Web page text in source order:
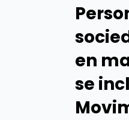
en
se